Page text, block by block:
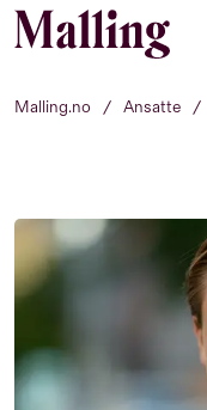
Hopp til innhold
Malling.no / Ansatte /